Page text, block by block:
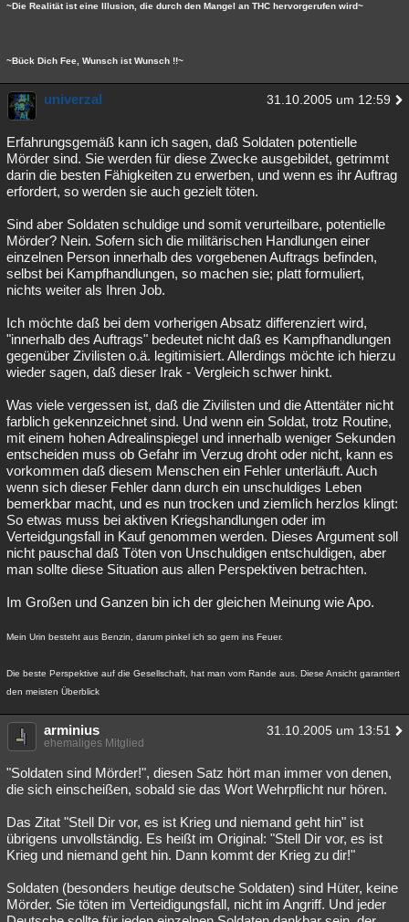
~Die Realität ist eine Illusion, die durch den Mangel an THC hervorgerufen wird~
~Bück Dich Fee, Wunsch ist Wunsch !!~
univerzal 31.10.2005 um 12:59
Erfahrungsgemäß kann ich sagen, daß Soldaten potentielle
Mörder sind. Sie werden für diese Zwecke ausgebildet, getrimmt
darin die besten Fähigkeiten zu erwerben, und wenn es ihr Auftrag
erfordert, so werden sie auch gezielt töten.
Sind aber Soldaten schuldige und somit verurteilbare, potentielle
Mörder? Nein. Sofern sich die militärischen Handlungen einer
einzelnen Person innerhalb des vorgebenen Auftrags befinden,
selbst bei Kampfhandlungen, so machen sie; platt formuliert,
nichts weiter als Ihren Job.
Ich möchte daß bei dem vorherigen Absatz differenziert wird,
"innerhalb des Auftrags" bedeutet nicht daß es Kampfhandlungen
gegenüber Zivilisten o.ä. legitimisiert. Allerdings möchte ich hierzu
wieder sagen, daß dieser Irak - Vergleich schwer hinkt.
Was viele vergessen ist, daß die Zivilisten und die Attentäter nicht
farblich gekennzeichnet sind. Und wenn ein Soldat, trotz Routine,
mit einem hohen Adrealinspiegel und innerhalb weniger Sekunden
entscheiden muss ob Gefahr im Verzug droht oder nicht, kann es
vorkommen daß diesem Menschen ein Fehler unterläuft. Auch
wenn sich dieser Fehler dann durch ein unschuldiges Leben
bemerkbar macht, und es nun trocken und ziemlich herzlos klingt:
So etwas muss bei aktiven Kriegshandlungen oder im
Verteidgungsfall in Kauf genommen werden. Dieses Argument soll
nicht pauschal daß Töten von Unschuldigen entschuldigen, aber
man sollte diese Situation aus allen Perspektiven betrachten.
Im Großen und Ganzen bin ich der gleichen Meinung wie Apo.
Mein Urin besteht aus Benzin, darum pinkel ich so gern ins Feuer.
Die beste Perspektive auf die Gesellschaft, hat man vom Rande aus. Diese Ansicht garantiert
den meisten Überblick
arminius 31.10.2005 um 13:51
ehemaliges Mitglied
"Soldaten sind Mörder!", diesen Satz hört man immer von denen,
die sich einscheißen, sobald sie das Wort Wehrpflicht nur hören.
Das Zitat "Stell Dir vor, es ist Krieg und niemand geht hin" ist
übrigens unvollständig. Es heißt im Original: "Stell Dir vor, es ist
Krieg und niemand geht hin. Dann kommt der Krieg zu dir!"
Soldaten (besonders heutige deutsche Soldaten) sind Hüter, keine
Mörder. Sie töten im Verteidigungsfall, nicht im Angriff. Und jeder